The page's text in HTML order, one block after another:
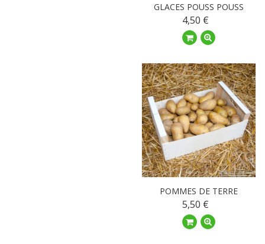
GLACES POUSS POUSS
4,50 €
POMMES DE TERRE
5,50 €